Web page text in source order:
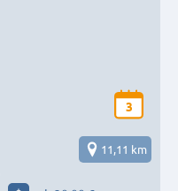
3
11,11 km